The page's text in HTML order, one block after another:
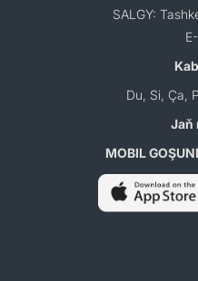
SALGY:
Du, Si, Ça,
Jaň
MOBIL